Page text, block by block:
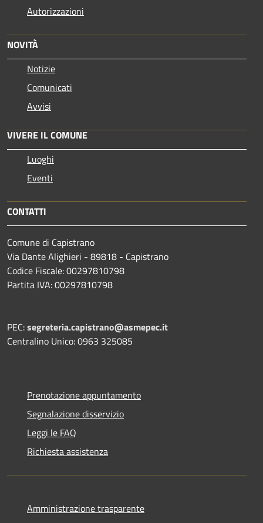
Autorizzazioni
NOVITÀ
Notizie
Comunicati
Avvisi
VIVERE IL COMUNE
Luoghi
Eventi
CONTATTI
Comune di Capistrano
Via Dante Alighieri - 89818 - Capistrano
Codice Fiscale: 00297810798
Partita IVA: 00297810798
PEC:segreteria.capistrano@asmepec.it
Centralino Unico: 0963 325085
Prenotazione appuntamento
Segnalazione disservizio
Leggi le FAQ
Richiesta assistenza
Amministrazione trasparente